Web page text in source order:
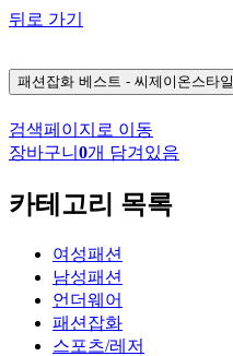
뒤로 가기
패션잡화 베스트 - 씨제이온스타일
검색페이지로 이동
장바구니 0개 담겨있음
카테고리 목록
여성패션
남성패션
언더웨어
패션잡화
스포츠/레저